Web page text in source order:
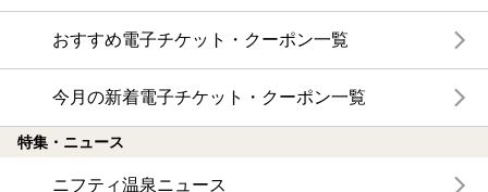
おすすめ電子チケット・クーポン一覧
今月の新着電子チケット・クーポン一覧
特集・ニュース
ニフティ温泉ニュース